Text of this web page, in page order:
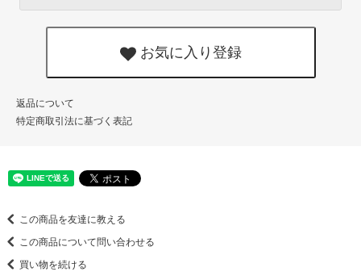
お気に入り登録
返品について
特定商取引法に基づく表記
この商品を友達に教える
この商品について問い合わせる
買い物を続ける